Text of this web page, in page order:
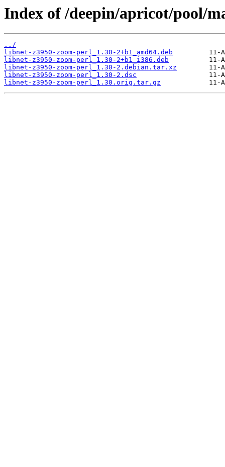
Index of /deepin/apricot/pool/
../
libnet-z3950-zoom-perl_1.30-2+b1_amd64.deb
libnet-z3950-zoom-perl_1.30-2+b1_i386.deb
libnet-z3950-zoom-perl_1.30-2.debian.tar.xz
libnet-z3950-zoom-perl_1.30-2.dsc
libnet-z3950-zoom-perl_1.30.orig.tar.gz